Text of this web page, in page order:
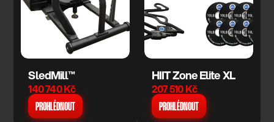
SledMill™
140 740 Kč
PROHLÉDNOUT
HIIT Zone Elite XL
207 510 Kč
PROHLÉDNOUT